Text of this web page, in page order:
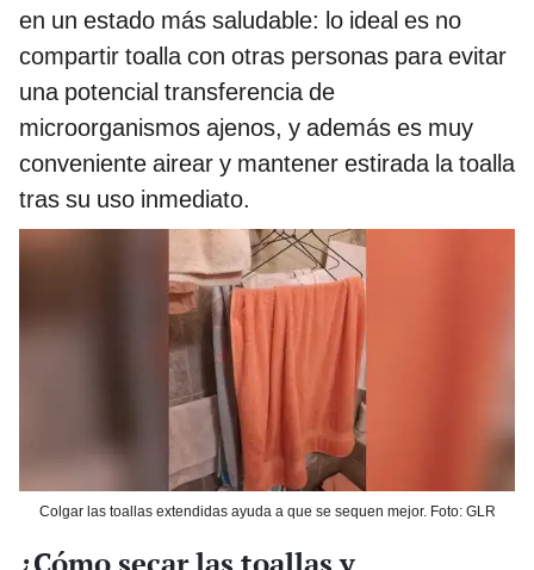
en un estado más saludable: lo ideal es no
compartir toalla con otras personas para evitar
una potencial transferencia de
microorganismos ajenos, y además es muy
conveniente airear y mantener estirada la toalla
tras su uso inmediato.
Colgar las toallas extendidas ayuda a que se sequen mejor. Foto: GLR